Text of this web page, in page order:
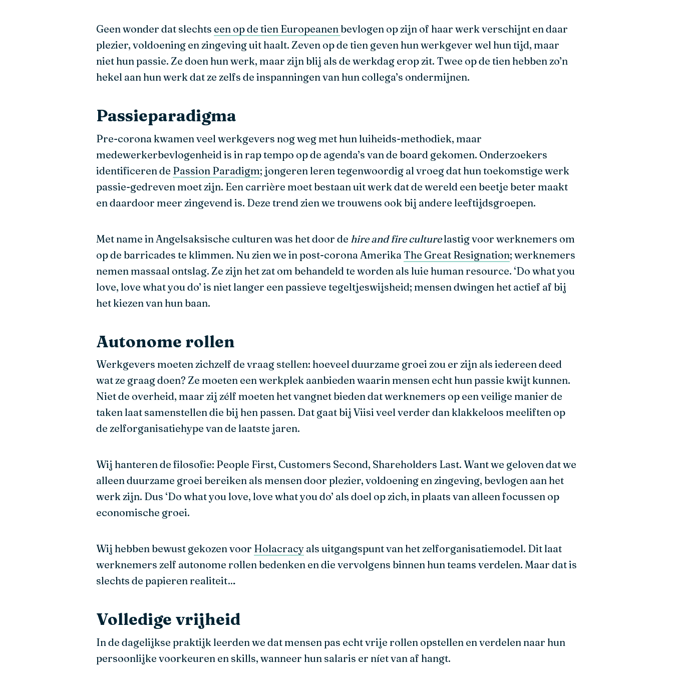
Geen wonder dat slechts een op de tien Europeanenbevlogen op zijn of haar werk verschijnt en daar
plezier, voldoening en zingeving uit haalt. Zeven op de tien geven hun werkgever wel hun tijd, maar
niet hun passie. Ze doen hun werk, maar zijn blij als de werkdag erop zit. Twee op de tien hebben zo’n
hekel aan hun werk dat ze zelfs de inspanningen van hun collega’s ondermijnen.
Passieparadigma
Pre-corona kwamen veel werkgevers nog weg met hun luiheids-methodiek, maar
medewerkerbevlogenheid is in rap tempo op de agenda’s van de board gekomen. Onderzoekers
identificeren de Passion Paradigm; jongeren leren tegenwoordig al vroeg dat hun toekomstige werk
passie-gedreven moet zijn. Een carrière moet bestaan uit werk dat de wereld een beetje beter maakt
en daardoor meer zingevend is. Deze trend zien we trouwens ook bij andere leeftijdsgroepen.
Met name in Angelsaksische culturen was het door de hire and fire culturelastig voor werknemers om
op de barricades te klimmen. Nu zien we in post-corona Amerika The Great Resignation; werknemers
nemen massaal ontslag. Ze zijn het zat om behandeld te worden als luie human resource. ‘Do what you
love, love what you do’ is niet langer een passieve tegeltjeswijsheid; mensen dwingen het actief af bij
het kiezen van hun baan.
Autonome rollen
Werkgevers moeten zichzelf de vraag stellen: hoeveel duurzame groei zou er zijn als iedereen deed
wat ze graag doen? Ze moeten een werkplek aanbieden waarin mensen echt hun passie kwijt kunnen.
Niet de overheid, maar zij zélf moeten het vangnet bieden dat werknemers op een veilige manier de
taken laat samenstellen die bij hen passen. Dat gaat bij Viisi veel verder dan klakkeloos meeliften op
de zelforganisatiehype van de laatste jaren.
Wij hanteren de filosofie: People First, Customers Second, Shareholders Last. Want we geloven dat we
alleen duurzame groei bereiken als mensen door plezier, voldoening en zingeving, bevlogen aan het
werk zijn. Dus ‘Do what you love, love what you do’ als doel op zich, in plaats van alleen focussen op
economische groei.
Wij hebben bewust gekozen voor Holacracy als uitgangspunt van het zelforganisatiemodel. Dit laat
werknemers zelf autonome rollen bedenken en die vervolgens binnen hun teams verdelen. Maar dat is
slechts de papieren realiteit…
Volledige vrijheid
In de dagelijkse praktijk leerden we dat mensen pas echt vrije rollen opstellen en verdelen naar hun
persoonlijke voorkeuren en skills, wanneer hun salaris er níet van af hangt.